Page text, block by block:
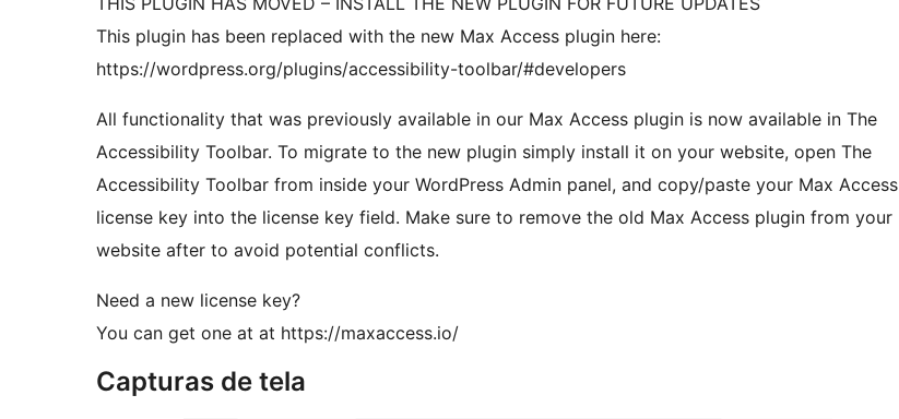
This plugin has been replaced with the new Max Access plugin here:
https://wordpress.org/plugins/accessibility-toolbar/#developers
All functionality that was previously available in our Max Access plugin is now available in The
Accessibility Toolbar. To migrate to the new plugin simply install it on your website, open The
Accessibility Toolbar from inside your WordPress Admin panel, and copy/paste your Max Access
license key into the license key field. Make sure to remove the old Max Access plugin from your
website after to avoid potential conflicts.
Need a new license key?
You can get one at at https://maxaccess.io/
Capturas de tela